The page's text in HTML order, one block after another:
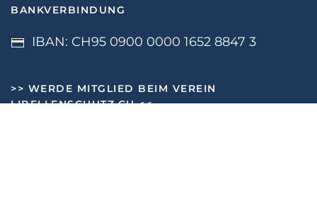
BANKVERBINDUNG
IBAN: CH95 0900 0000 1652 8847 3
>> WERDE MITGLIED BEIM VEREIN
LIBELLENSCHUTZ.CH<<